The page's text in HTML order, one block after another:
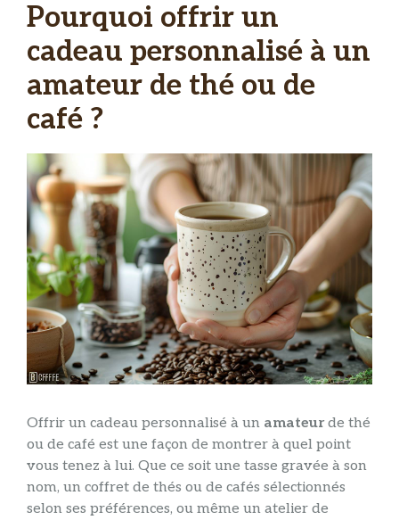
Pourquoi offrir un
cadeau personnalisé à un
amateur de thé ou de
café ?
Offrir un cadeau personnalisé à un amateurde thé
ou de café est une façon de montrer à quel point
vous tenez à lui. Que ce soit une tasse gravée à son
nom, un coffret de thés ou de cafés sélectionnés
selon ses préférences, ou même un atelier de